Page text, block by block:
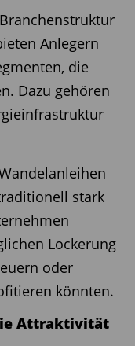
die
Fondsmanager
Christophe
der Stunde.
von SpaceX
aktiv
der sich
dem „New
Fondsmanager
aktuell
durch
als
klare
Gedanken
einzelne
suchen.
es, den
das Portfolio
Krisen
Anlegern
die
Dazu gehören
stark
Lockerung
oder
könnten.
Attraktivität